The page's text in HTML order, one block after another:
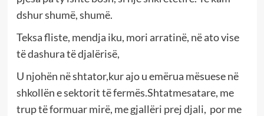
dshur shumë, shumë.
Teksa fliste, mendja iku, mori arratinë, në ato vise
të dashura të djalërisë,
U njohën në shtator,kur ajo u emërua mësuese në
shkollën e sektorit të fermës.Shtatmesatare, me
trup të formuar mirë, me gjallëri prej djali, por me